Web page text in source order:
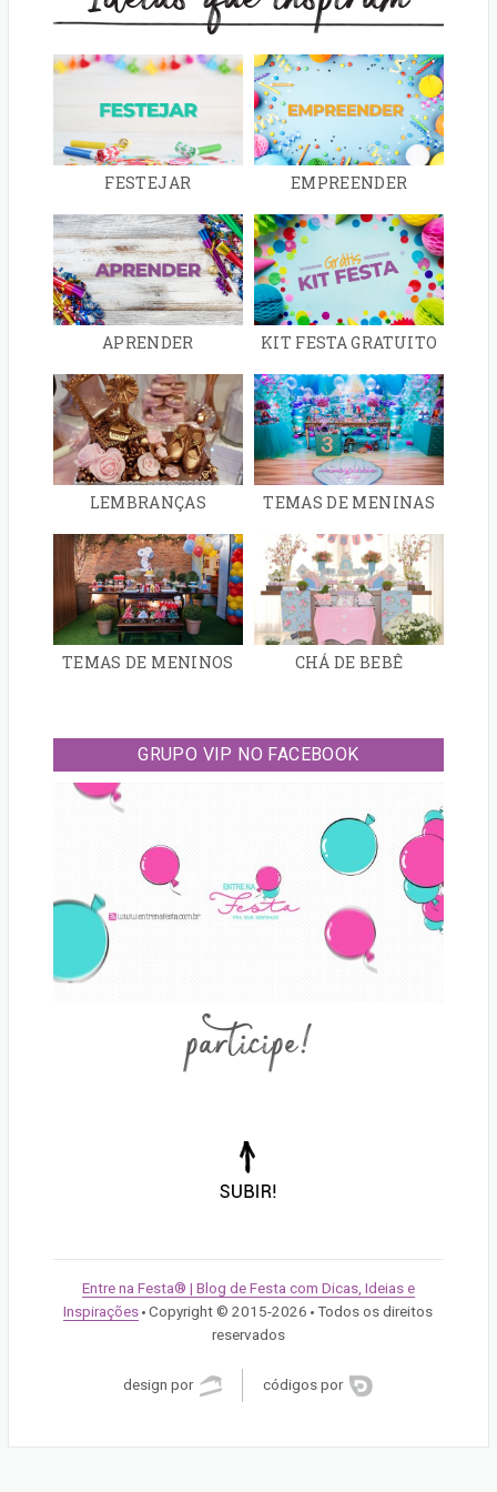
FESTEJAR EMPREENDER
APRENDER KIT FESTA GRATUITO
LEMBRANÇAS TEMAS DE MENINAS
TEMAS DE MENINOS CHÁ DE BEBÊ
GRUPO VIP NO FACEBOOK
participe!
da
página!
Entre na Festa® | Blog de Festa com Dicas, Ideias e
Inspirações Copyright © 2015-2026 Todos os direitos
reservados
design por códigos por